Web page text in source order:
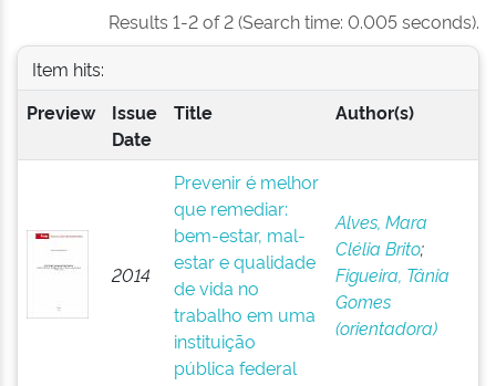
Results 1-2 of 2 (Search time: 0.005 seconds).
Item hits:
Preview
Issue
Date
Title Author(s)
2014
Prevenir é melhor
que remediar:
bem-estar, mal-
estar e qualidade
de vida no
trabalho em uma
instituição
pública federal
Alves, Mara
Clélia Brito;
Figueira, Tânia
Gomes
(orientadora)